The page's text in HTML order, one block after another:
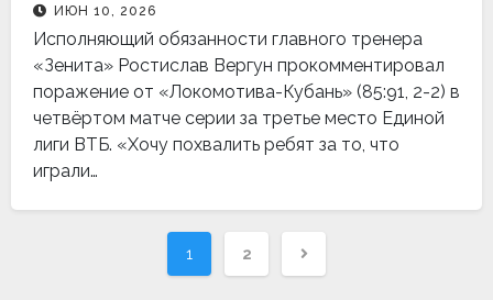
ИЮН 10, 2026
Исполняющий обязанности главного тренера
«Зенита» Ростислав Вергун прокомментировал
поражение от «Локомотива-Кубань» (85:91, 2-2) в
четвёртом матче серии за третье место Единой
лиги ВТБ. «Хочу похвалить ребят за то, что
играли…
Навигация
по
1 2